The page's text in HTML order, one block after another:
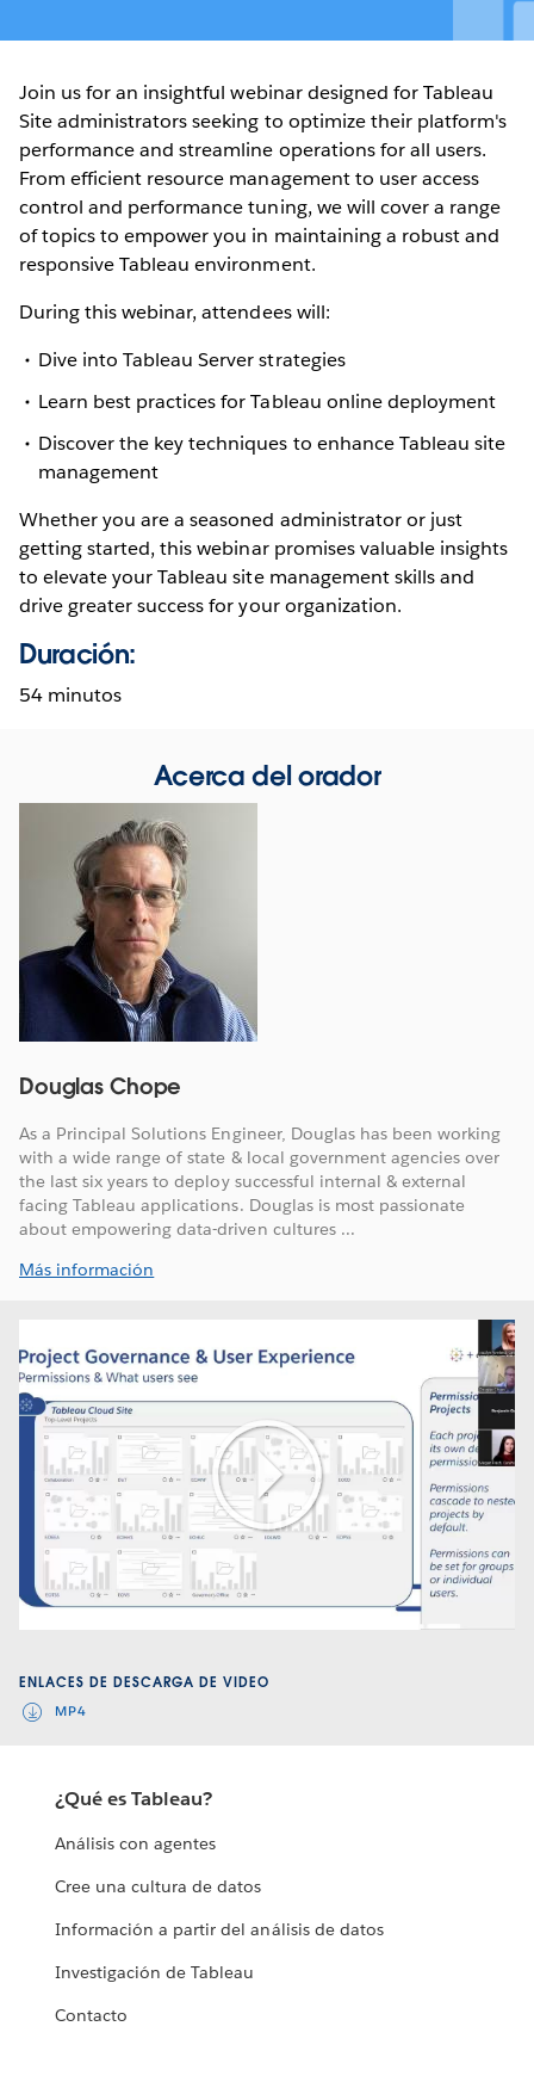
Join us for an insightful webinar designed for Tableau
Site administrators seeking to optimize their platform's
performance and streamline operations for all users.
From efficient resource management to user access
control and performance tuning, we will cover a range
of topics to empower you in maintaining a robust and
responsive Tableau environment.
During this webinar, attendees will:
Dive into Tableau Server strategies
Learn best practices for Tableau online deployment
Discover the key techniques to enhance Tableau site
management
Whether you are a seasoned administrator or just
getting started, this webinar promises valuable insights
to elevate your Tableau site management skills and
drive greater success for your organization.
Duración:
54 minutos
Acerca del orador
Douglas Chope
As a Principal Solutions Engineer, Douglas has been working
with a wide range of state & local government agencies over
the last six years to deploy successful internal & external
facing Tableau applications. Douglas is most passionate
about empowering data-driven cultures ...
Más información
Play
ENLACES DE DESCARGA DE VIDEO
MP4
¿Qué es Tableau?
Análisis con agentes
Cree una cultura de datos
Información a partir del análisis de datos
Investigación de Tableau
Contacto